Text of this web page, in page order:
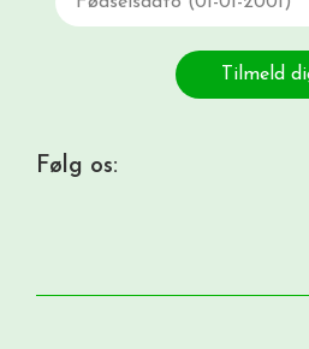
Tilmeld
Følg os: